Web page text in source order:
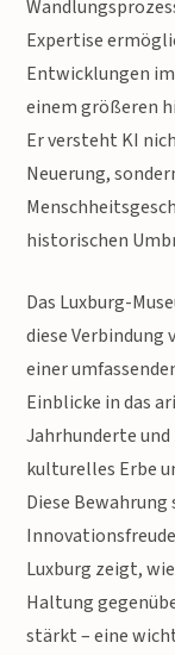
Expertise
Entwicklungen
einem größeren
Er versteht KI
Neuerung,
historischen
Das Luxburg-
diese Verbindung
einer
Einblicke in das
Jahrhunderte
kulturelles Erbe
Diese
Luxburg zeigt,
Haltung
stärkt – eine